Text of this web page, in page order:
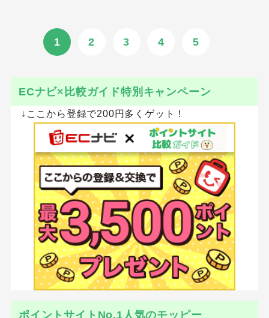
1 2 3 4 5
ECナビ×比較ガイド特別キャンペーン
↓ここから登録で200円多くゲット！
ポイントサイトNo.1人気のモッピー